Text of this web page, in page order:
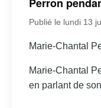
Perron
Publié le lundi 13
Marie-Chantal
Marie-Chantal
en parlant de